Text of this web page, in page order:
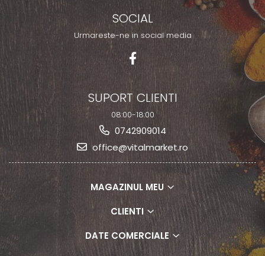
SOCIAL
Urmareste-ne in social media
SUPORT CLIENTI
08:00-18:00
0742909014
office@vitalmarket.ro
MAGAZINUL MEU
CLIENTI
DATE COMERCIALE